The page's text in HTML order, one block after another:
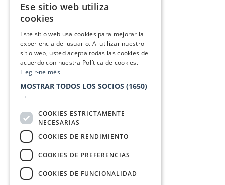
Ese sitio web utiliza
cookies
Este sitio web usa cookies para mejorar la
experiencia del usuario. Al utilizar nuestro
sitio web, usted acepta todas las cookies de
acuerdo con nuestra Política de cookies.
Llegir-ne més
MOSTRAR TODOS LOS SOCIOS (1650)
→
COOKIES ESTRICTAMENTE
NECESARIAS
COOKIES DE RENDIMIENTO
COOKIES DE PREFERENCIAS
COOKIES DE FUNCIONALIDAD